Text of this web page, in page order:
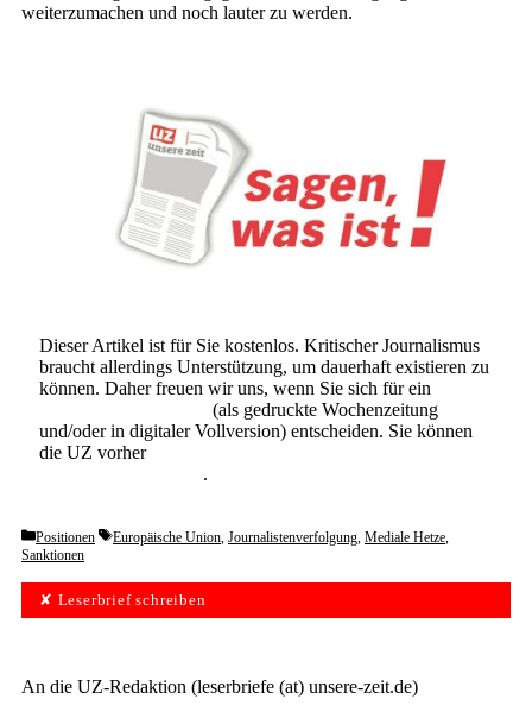
weiterzumachen und noch lauter zu werden.
Dieser Artikel ist für Sie kostenlos. Kritischer Journalismus
braucht allerdings Unterstützung, um dauerhaft existieren zu
können. Daher freuen wir uns, wenn Sie sich für ein
(als gedruckte Wochenzeitung
und/oder in digitaler Vollversion) entscheiden. Sie können
die UZ vorher
.
Categories
Positionen Tags
Europäische Union, Journalistenverfolgung, Mediale Hetze,
Sanktionen
✘ Leserbrief schreiben
An die UZ-Redaktion (leserbriefe (at) unsere-zeit.de)